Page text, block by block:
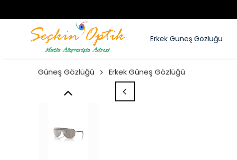
Erkek Güneş Gözlüğü
Güneş Gözlüğü Erkek Güneş Gözlüğü